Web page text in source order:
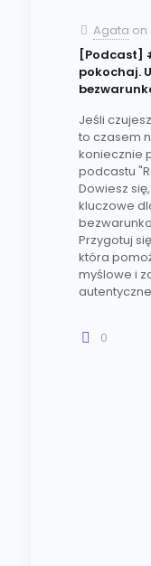
Agata on
[Podcast]
pokochaj.
Jeśli
to czasem
koniecznie
podcastu
Dowiesz
kluczowe
Przygotuj
która
myślowe i
0